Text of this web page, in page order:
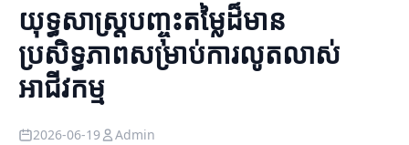
យុទ្ធសាស្ត្របញ្ចុះតម្លៃដ៏មាន
ប្រសិទ្ធភាពសម្រាប់ការលូតលាស់
អាជីវកម្ម
2026-06-19 Admin